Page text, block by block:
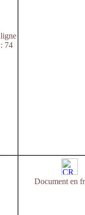
ligne
: 74
Document en